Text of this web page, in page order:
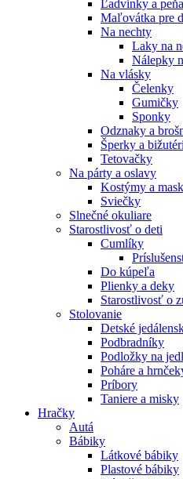
Ľadvinky a
Maľovátka pre
Na nechty
Laky na
Nálepky
Na vlásky
Čelenky
Gumičky
Sponky
Odznaky a
Šperky a
Tetovačky
Na párty a oslavy
Kostýmy a
Sviečky
Slnečné okuliare
Starostlivosť o deti
Cumlíky
Do kúpeľa
Plienky a deky
Starostlivosť o
Stolovanie
Detské
Podbradníky
Podložky na
Poháre a
Príbory
Taniere a misky
Hračky
Autá
Bábiky
Látkové bábiky
Plastové bábiky